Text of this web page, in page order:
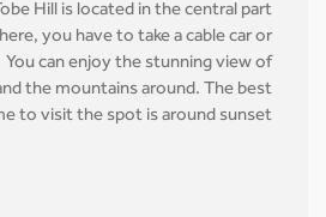
Tobe Hill is located in the central part
you have to take a cable car or
You can enjoy the stunning view of
the mountains around. The best
to visit the spot is around sunset.